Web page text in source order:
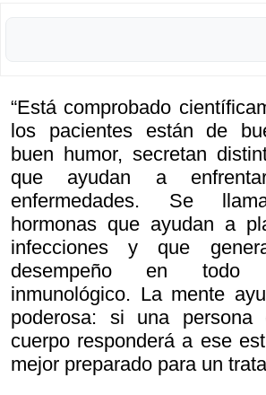
“Está comprobado
los pacientes están de
buen humor, secretan
que ayudan a
enfermedades. Se
hormonas que ayudan a
infecciones y que
desempeño en todo
inmunológico. La mente
poderosa: si una persona
cuerpo responderá a ese
mejor preparado para un